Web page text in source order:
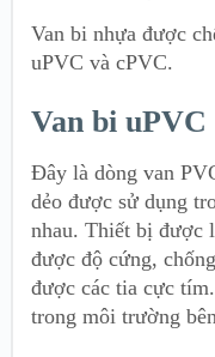
Van bi nhựa được
uPVC và cPVC.
Van bi uPVC
Đây là dòng van
dẻo được sử dụng
nhau. Thiết bị được
được độ cứng,
được các tia cực
trong môi trường